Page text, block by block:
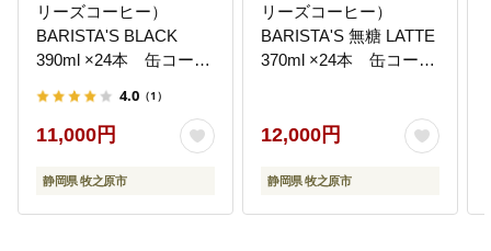
リーズコーヒー）
BARISTA'S BLACK
390ml ×24本 缶コーヒ
4.0 （1）
11,000円
静岡県 牧之原市
リーズコーヒー）
BARISTA'S 無糖 LATTE
370ml ×24本 缶コーヒ
12,000円
静岡県 牧之原市